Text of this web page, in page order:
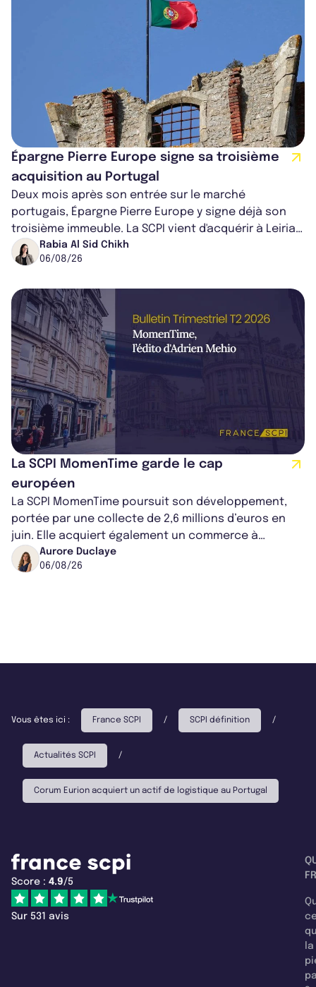
Épargne Pierre Europe signe sa troisième
acquisition au Portugal
Deux mois après son entrée sur le marché
portugais, Épargne Pierre Europe y signe déjà son
troisième immeuble. La SCPI vient d'acquérir à Leiria,
dans le centre du pays, un établis...
Rabia Al Sid Chikh
06/08/26
La SCPI MomenTime garde le cap
européen
La SCPI MomenTime poursuit son développement,
portée par une collecte de 2,6 millions d’euros en
juin. Elle acquiert également un commerce à
Worcester, place une plateforme logisti...
Aurore Duclaye
06/08/26
Vous êtes ici : France SCPI / SCPI définition /
Actualités SCPI /
Corum Eurion acquiert un actif de logistique au Portugal
Score : 4.9/5
Sur 531 avis
la